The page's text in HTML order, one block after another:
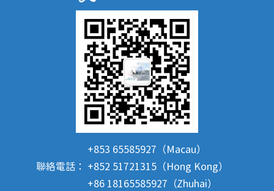
聯絡電話：
+853 65585927（Macau）
+852 51721315（Hong Kong）
+86 18165585927（Zhuhai）